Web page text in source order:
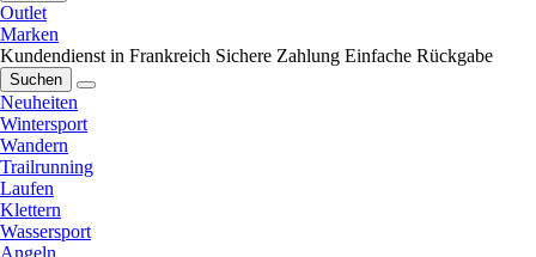
Outlet
Marken
Kundendienst in Frankreich Sichere Zahlung Einfache Rückgabe
Suchen
Neuheiten
Wintersport
Wandern
Trailrunning
Laufen
Klettern
Wassersport
Angeln